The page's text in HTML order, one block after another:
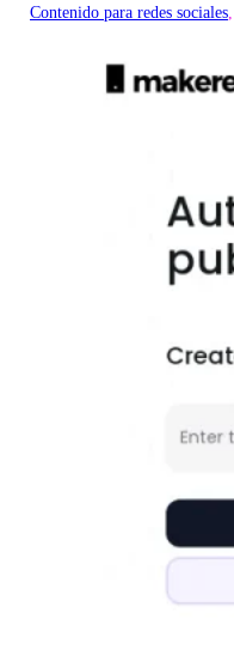
Contenido para redes sociales,